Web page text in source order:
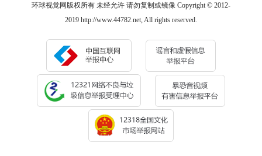
环球视觉网版权所有 未经允许 请勿复制或镜像 Copyright © 2012-
2019 http://www.44782.net, All rights reserved.